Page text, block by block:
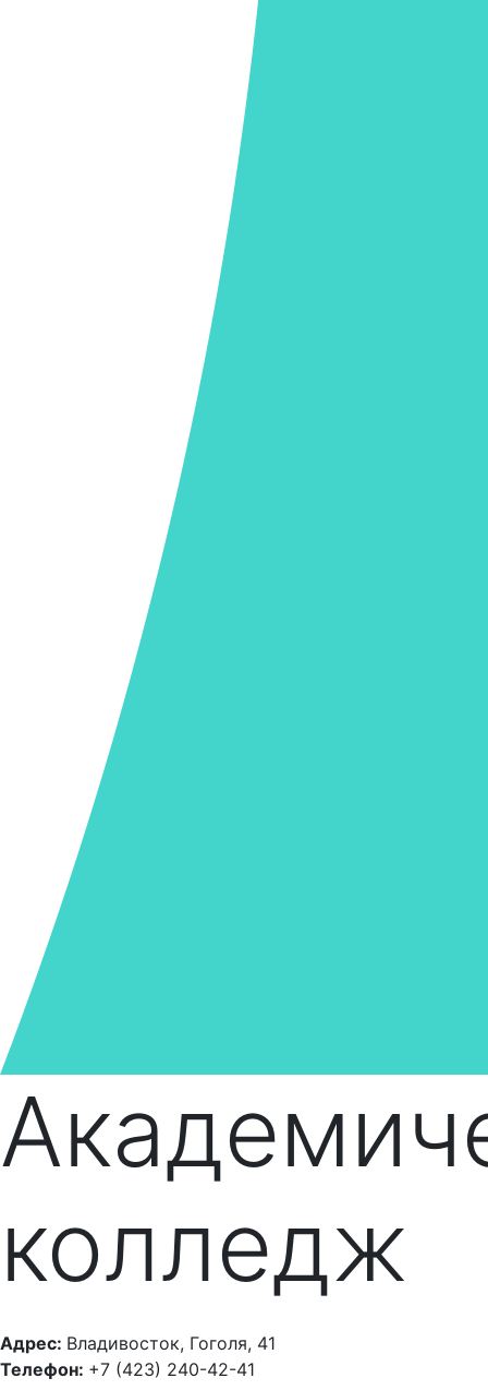
колледж
Адрес: Владивосток, Гоголя, 41
Телефон: +7 (423) 240-42-41